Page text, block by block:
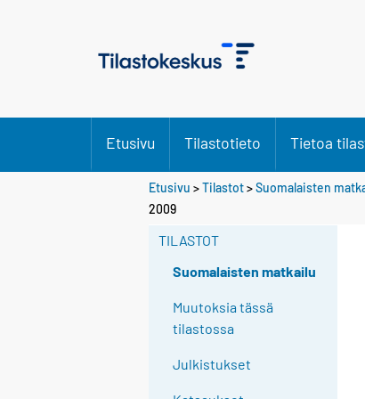
Etusivu Tilastotieto Tietoa
Etusivu >Tilastot>Suomalaisten
2009
TILASTOT
Suomalaisten matkailu
Muutoksia tässä
tilastossa
Julkistukset